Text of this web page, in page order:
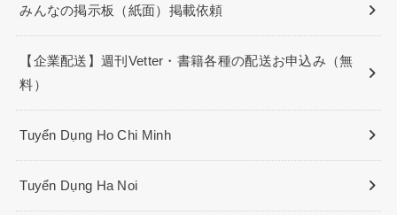
みんなの掲示板（紙面）掲載依頼
【企業配送】週刊Vetter・書籍各種の配送お申込み（無
料）
Tuyển Dụng Ho Chi Minh
Tuyển Dụng Ha Noi